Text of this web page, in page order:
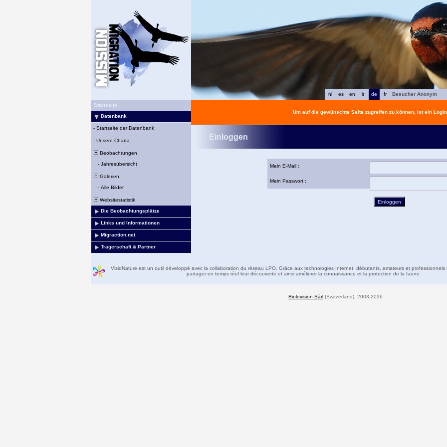
fr
de
it
en
es
nl
Besucher Anonym
Startseite
Datenbank
- Startseite der Datenbank
- Unsere Charta
Beobachtungen
- Jahresübersicht
Galerien
- Alle Bilder
Websitestatistik
Die Beobachtungsplätze
Links und Informationen
Migraction.net
Trägerschaft & Partner
Um auf die gewünschte Seite zugreifen zu können, ist ein
Einloggen
Mein E-Mail :
Mein Passwort :
VisioNature est un outil développé avec la collaboration du réseau LPO. Grâce aux technologies Internet, débutants, amateurs et professionnels
partager en temps réel leur découverte et ainsi améliorer la connaissance et la protection de la faune
Biolovision Sàrl (Switzerland), 2003-2026